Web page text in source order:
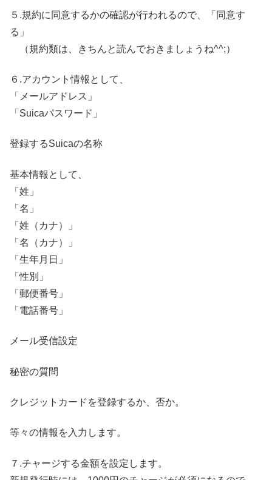
５.規約に同意するかの確認が行われるので、「同意す
る」
（規約類は、きちんと読んでおきましょうね^^;）
６.アカウント情報として、
「メールアドレス」
「Suicaパスワード」
登録するSuicaの名称
基本情報として、
「姓」
「名」
「姓（カナ）」
「名（カナ）」
「生年月日」
「性別」
「郵便番号」
「電話番号」
メール受信設定
秘密の質問
クレジットカードを登録するか、否か。
等々の情報を入力します。
７.チャージする金額を設定します。